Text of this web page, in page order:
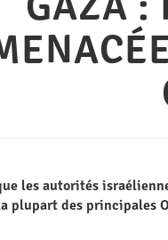
les autorités
plupart des principales